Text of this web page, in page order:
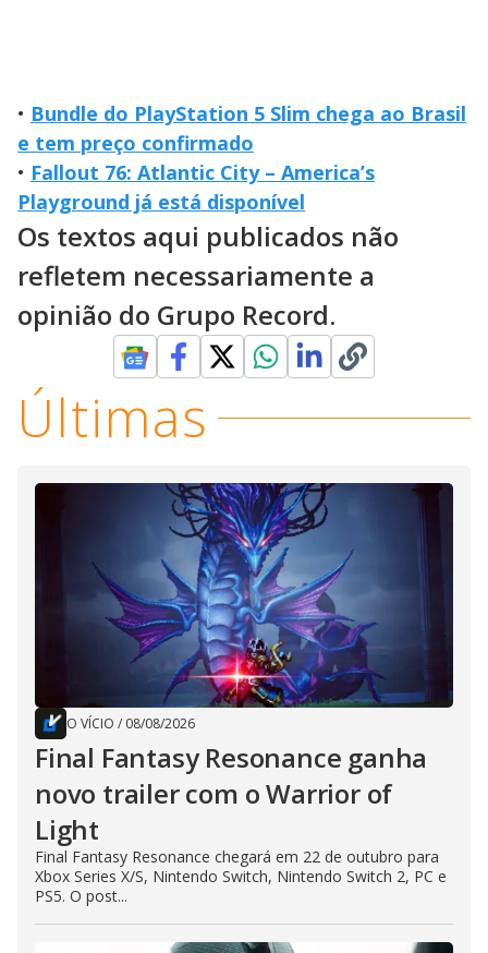
• Bundle do PlayStation 5 Slim chega ao Brasil
e tem preço confirmado
• Fallout 76: Atlantic City – America’s
Playground já está disponível
Os textos aqui publicados não
refletem necessariamente a
opinião do Grupo Record.
Últimas
O VÍCIO / 08/08/2026
Final Fantasy Resonance ganha
novo trailer com o Warrior of
Light
Final Fantasy Resonance chegará em 22 de outubro para
Xbox Series X/S, Nintendo Switch, Nintendo Switch 2, PC e
PS5. O post...